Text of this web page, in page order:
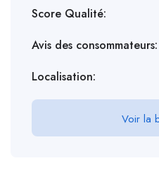
Score Qualité:
Avis des consommateurs:
Localisation:
Voir la